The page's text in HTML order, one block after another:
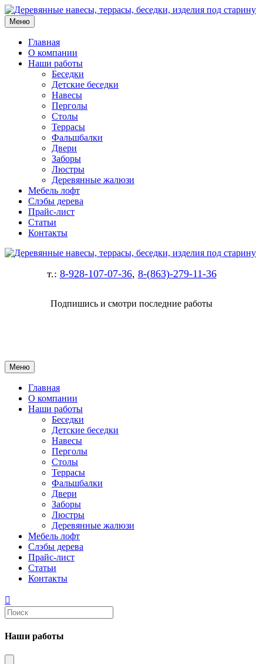
Меню
Главная
О компании
Наши работы
Беседки
Детские беседки
Навесы
Перголы
Столы
Террасы
Фальшбалки
Двери
Заборы
Люстры
Деревянные жалюзи
Мебель лофт
Слэбы дерева
Прайс-лист
Статьи
Контакты
т.: 8-928-107-07-36, 8-(863)-279-11-36
Подпишись и смотри последние работы
Меню
Главная
О компании
Наши работы
Беседки
Детские беседки
Навесы
Перголы
Столы
Террасы
Фальшбалки
Двери
Заборы
Люстры
Деревянные жалюзи
Мебель лофт
Слэбы дерева
Прайс-лист
Статьи
Контакты
Наши работы